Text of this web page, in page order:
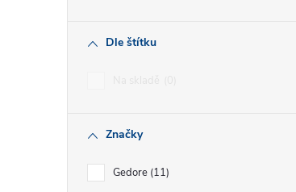
Dle štítku
Značky
Gedore 11